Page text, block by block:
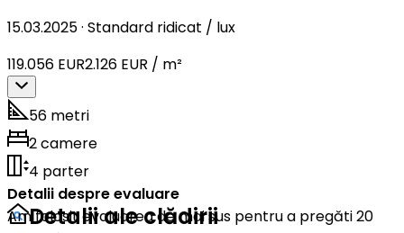
15.03.2025· Standard ridicat / lux
119.056 EUR2.126 EUR / m²
56 metri
2 camere
4 parter
Detalii despre evaluare
Am folosit evaluarea de mai sus pentru a pregăti 20
Detalii ale clădirii